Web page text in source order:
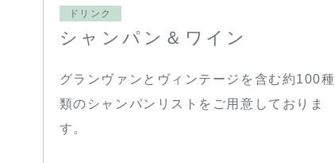
ドリンク
シャンパン＆ワイン
グランヴァンとヴィンテージを含む約100種
類のシャンパンリストをご用意しておりま
す。